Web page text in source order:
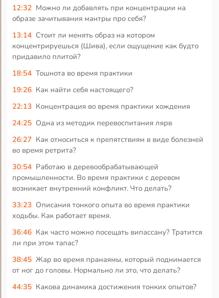
12:32 Можно ли добавлять при концентрации на
образе зачитывания мантры про себя?
13:14 Стоит ли менять образ на котором
концентрируешься (Шива), если ощущение как будто
придавило плитой?
18:54 Тошнота во время практики
19:26 Как найти себя настоящего?
22:13 Концентрация во время практики хождения
24:25 Одна из методик перевоспитания лярв
26:27 Как относиться к препятствиям в виде болезней
во время ретрита?
30:54 Работаю в деревообрабатывающей
промышленности. Во время практики с деревом
возникает внутренний конфликт. Что делать?
33:23 Описания тонкого опыта во время практики
ходьбы. Как работает время.
36:46 Как часто можно посещать випассану? Тратится
ли при этом тапас?
38:45 Жар во время пранаямы, который поднимается
от ног до головы. Нормально ли это, что делать?
44:35 Какова динамика достижения тонких опытов?